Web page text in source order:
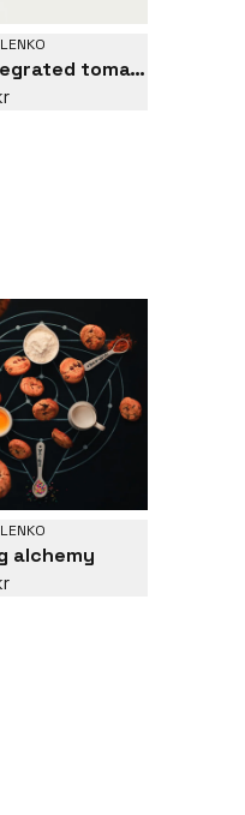
Disintegrated tomato
alchemy